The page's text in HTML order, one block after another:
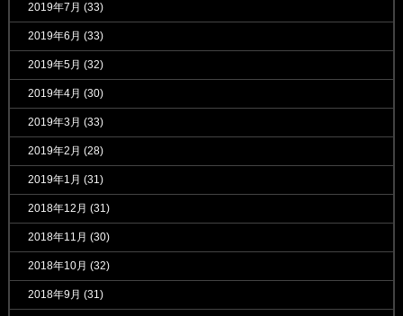
2019年7月 (33)
2019年6月 (33)
2019年5月 (32)
2019年4月 (30)
2019年3月 (33)
2019年2月 (28)
2019年1月 (31)
2018年12月 (31)
2018年11月 (30)
2018年10月 (32)
2018年9月 (31)